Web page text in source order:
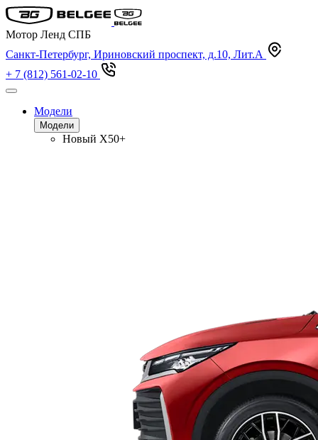
Мотор Ленд СПБ
Санкт-Петербург, Ириновский проспект, д.10, Лит.А
+ 7 (812) 561-02-10
Модели
Модели
Новый X50+